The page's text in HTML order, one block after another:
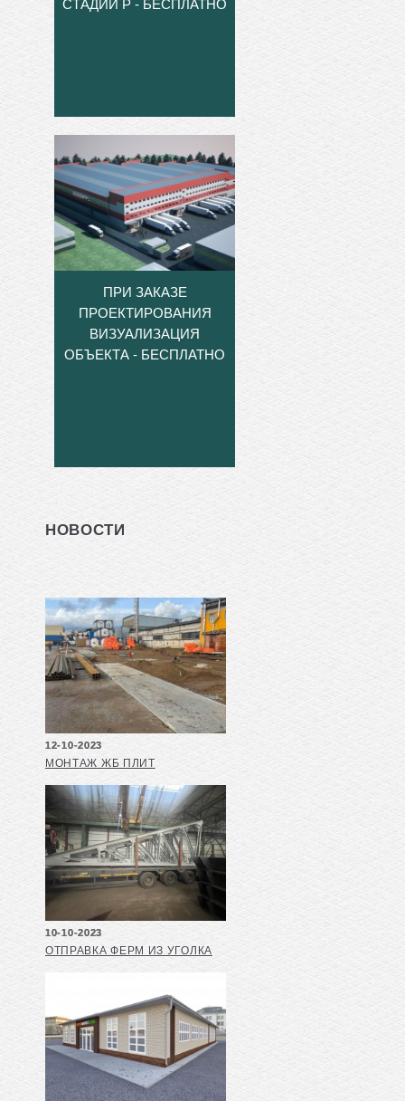
СТАДИИ Р - БЕСПЛАТНО
ПРИ ЗАКАЗЕ
ПРОЕКТИРОВАНИЯ
ВИЗУАЛИЗАЦИЯ
ОБЪЕКТА - БЕСПЛАТНО
НОВОСТИ
12-10-2023
МОНТАЖ ЖБ ПЛИТ
10-10-2023
ОТПРАВКА ФЕРМ ИЗ УГОЛКА